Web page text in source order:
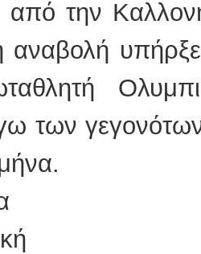
την
αναβολή
των